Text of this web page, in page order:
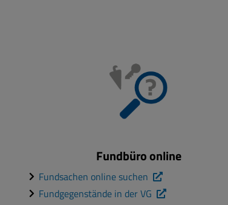
Fundbüro online
Fundsachen online suchen
Fundgegenstände in der VG